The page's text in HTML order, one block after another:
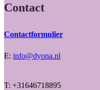
Contact
Contactformulier
E: info@dyona.nl
T: +31646718895